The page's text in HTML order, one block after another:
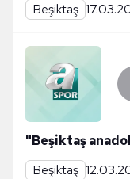
Beşiktaş
"Beşiktaş
Beşiktaş